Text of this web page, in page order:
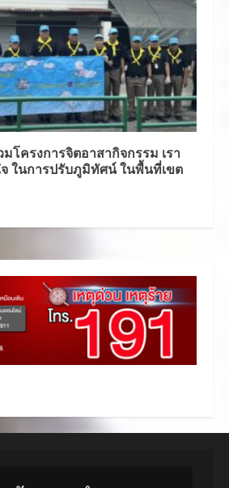
โครงการจิตอาสากิจกรรม เรา
ในการปรับภูมิทัศน์ ในพื้นที่เขต